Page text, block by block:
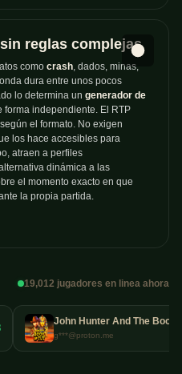
reglas complejas
como crash , dados, minas,
dura entre unos pocos
lo determina un generador de
forma independiente. El RTP
el formato. No exigen
los hace accesibles para
atraen a perfiles
dinámica a las
el momento exacto en que
la propia partida.
19,012 jugadores en linea ahora
John Hunter And The Book
g***@proton.me